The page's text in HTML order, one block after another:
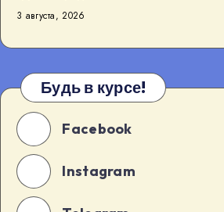
3 августа, 2026
Будь в курсе!
Facebook
Instagram